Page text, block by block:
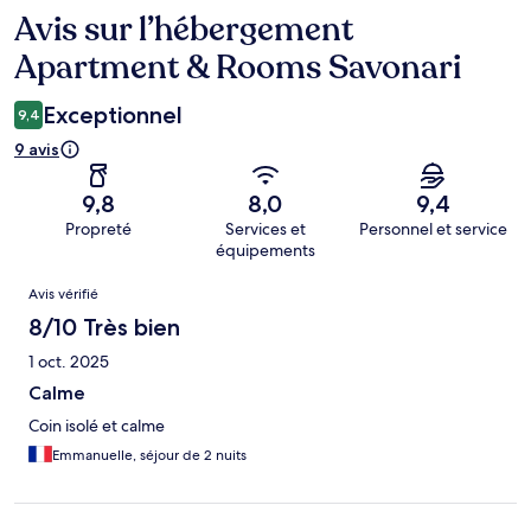
Avis
Avis sur l’hébergement
Apartment & Rooms Savonari
9,4 Exceptionnel
9 avis
9,8
Propreté
8,0
Services et
équipements
9,4
Personnel et service
Avis
Avis vérifié
8/10 Très bien
1 oct. 2025
Calme
Coin isolé et calme
Emmanuelle, séjour de 2 nuits